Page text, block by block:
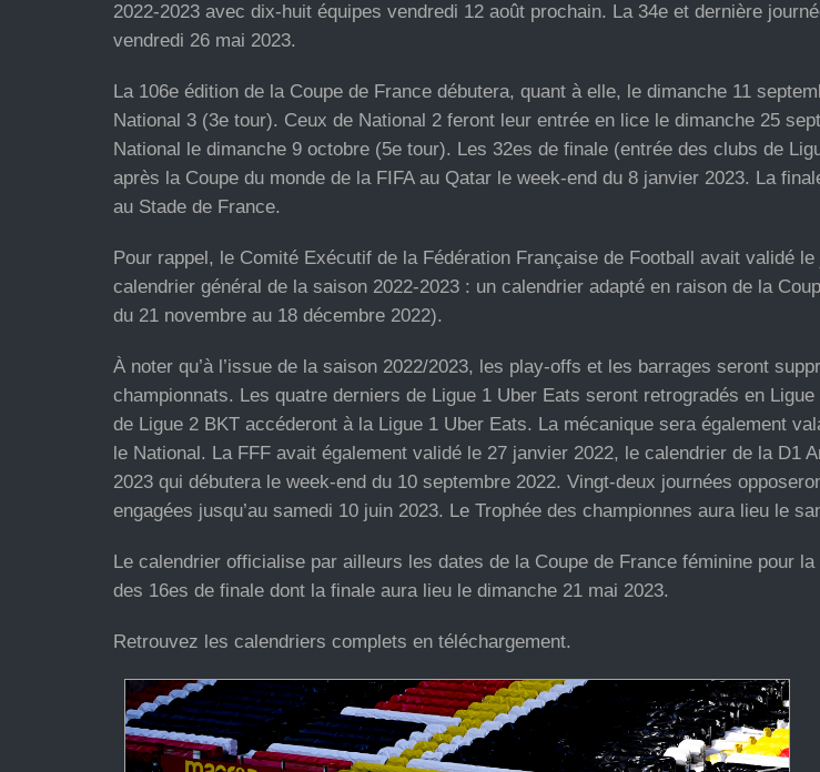
2022-2023 avec dix-huit équipes vendredi 12 août prochain. La 34e et dernière
vendredi 26 mai 2023.
La 106e édition de la Coupe de France débutera, quant à elle, le dimanche 11
National 3 (3e tour). Ceux de National 2 feront leur entrée en lice le dimanche 25
National le dimanche 9 octobre (5e tour). Les 32es de finale (entrée des clubs de
après la Coupe du monde de la FIFA au Qatar le week-end du 8 janvier 2023. La
au Stade de France.
Pour rappel, le Comité Exécutif de la Fédération Française de Football avait validé
calendrier général de la saison 2022-2023 : un calendrier adapté en raison de la
du 21 novembre au 18 décembre 2022).
À noter qu’à l’issue de la saison 2022/2023, les play-offs et les barrages seront
championnats. Les quatre derniers de Ligue 1 Uber Eats seront retrogradés en
de Ligue 2 BKT accéderont à la Ligue 1 Uber Eats. La mécanique sera également
le National. La FFF avait également validé le 27 janvier 2022, le calendrier de la D1
2023 qui débutera le week-end du 10 septembre 2022. Vingt-deux journées
engagées jusqu’au samedi 10 juin 2023. Le Trophée des championnes aura lieu le
Le calendrier officialise par ailleurs les dates de la Coupe de France féminine pour
des 16es de finale dont la finale aura lieu le dimanche 21 mai 2023.
Retrouvez les calendriers complets en téléchargement.